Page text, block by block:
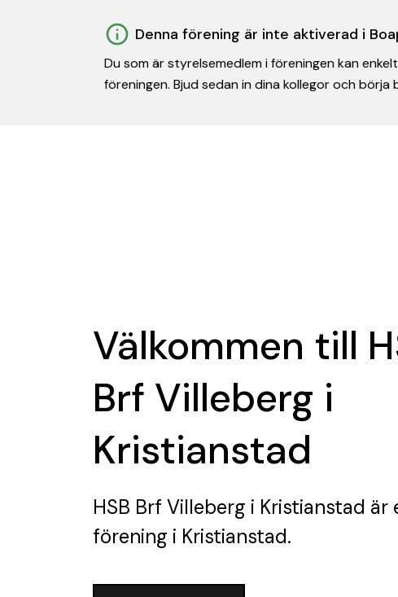
Denna förening är inte aktiverad i
Du som är styrelsemedlem i föreningen kan
föreningen. Bjud sedan in dina kollegor och börja
Välkommen till
Brf Villeberg i
Kristianstad
HSB Brf Villeberg i Kristianstad är
förening i Kristianstad.